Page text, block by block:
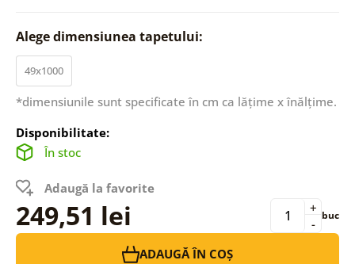
Alege dimensiunea tapetului:
49x1000
*dimensiunile sunt specificate în cm ca lățime x înălțime.
Disponibilitate:
În stoc
Adaugă la favorite
249,51 lei -
+ buc
ADAUGĂ ÎN COȘ